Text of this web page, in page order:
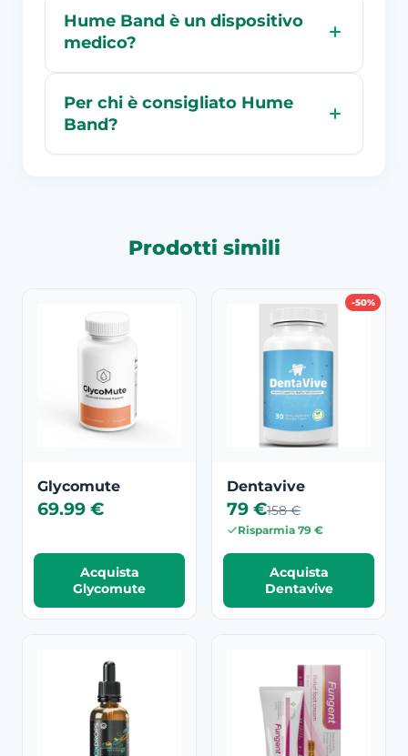
Hume Band è un dispositivo
medico?
Per chi è consigliato Hume
Band?
Prodotti simili
Glycomute
69.99 €
Acquista
Glycomute
-50%
Dentavive
79 €158 €
Risparmia 79 €
Acquista
Dentavive